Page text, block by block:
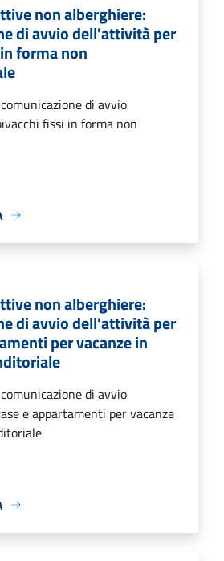
non alberghiere:
di avvio dell'attività per
forma non
di avvio
fissi in forma non
non alberghiere:
di avvio dell'attività per
per vacanze in
di avvio
e appartamenti per vacanze